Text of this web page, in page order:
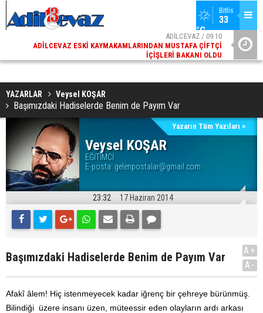
Bitlis
33
°C
ADİLCEVAZ / 09:10
ADILCEVAZ ESKI KAYMAKAMLARINDAN MUSTAFA ÇIFTÇI
İÇIŞLERI BAKANI OLDU
YAZARLAR Veysel KOŞAR
Başımızdaki Hadiselerde Benim de Payım Var
Veysel KOŞAR
EĞİTİMCİ
E-posta: gelenpostalar@gmail.com
Yazarın Tüm Yazıları >
23:32 17 Haziran 2014
Başımızdaki Hadiselerde Benim de Payım Var
A+
A-
Afakî âlem! Hiç istenmeyecek kadar iğrenç bir çehreye bürünmüş.
Bilindiği üzere insanı üzen, müteessir eden olayların ardı arkası